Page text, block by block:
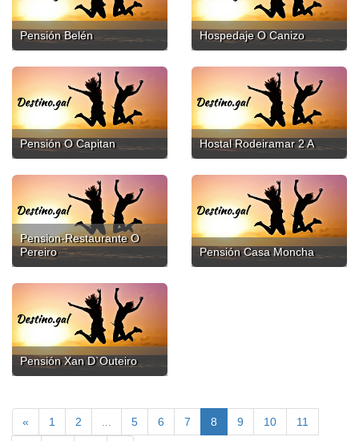
Pensión Belén Hospedaje O Canizo
Pensión O Capitan Hostal Rodeiramar 2 A
Pension-Restaurante O
Pereiro
Pensión Casa Moncha
Pensión Xan D`Outeiro
« 1 2 5 6 7 8 9 10 11